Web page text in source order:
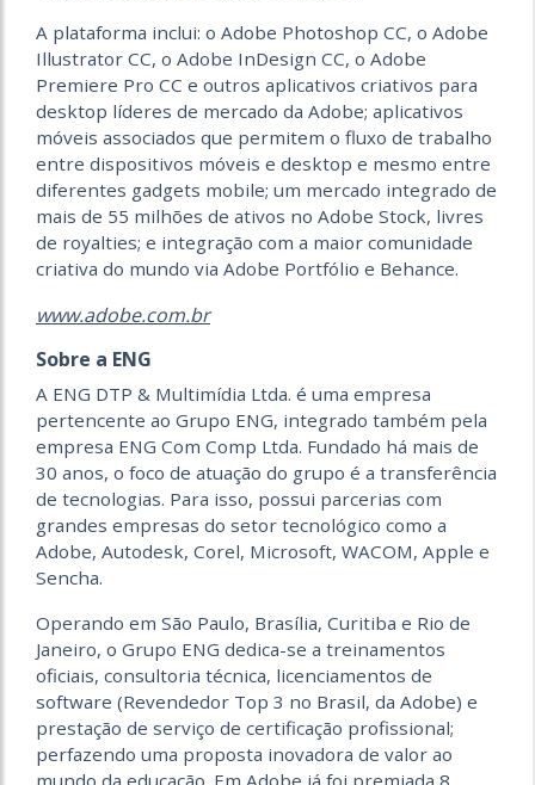
A plataforma inclui: o Adobe Photoshop CC, o Adobe
Illustrator CC, o Adobe InDesign CC, o Adobe
Premiere Pro CC e outros aplicativos criativos para
desktop líderes de mercado da Adobe; aplicativos
móveis associados que permitem o fluxo de trabalho
entre dispositivos móveis e desktop e mesmo entre
diferentes gadgets mobile; um mercado integrado de
mais de 55 milhões de ativos no Adobe Stock, livres
de royalties; e integração com a maior comunidade
criativa do mundo via Adobe Portfólio e Behance.
www.adobe.com.br
Sobre a ENG
A ENG DTP & Multimídia Ltda. é uma empresa
pertencente ao Grupo ENG, integrado também pela
empresa ENG Com Comp Ltda. Fundado há mais de
30 anos, o foco de atuação do grupo é a transferência
de tecnologias. Para isso, possui parcerias com
grandes empresas do setor tecnológico como a
Adobe, Autodesk, Corel, Microsoft, WACOM, Apple e
Sencha.
Operando em São Paulo, Brasília, Curitiba e Rio de
Janeiro, o Grupo ENG dedica-se a treinamentos
oficiais, consultoria técnica, licenciamentos de
software (Revendedor Top 3 no Brasil, da Adobe) e
prestação de serviço de certificação profissional;
perfazendo uma proposta inovadora de valor ao
mundo da educação. Em Adobe já foi premiada 8